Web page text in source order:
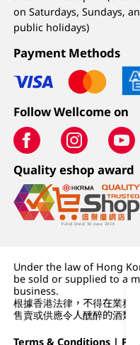
on Saturdays, Sundays,
public holidays)
Payment Methods
Follow Wellcome on
Quality eshop award
Under the law of Hong
be sold or supplied to a
business.
根據香港法律，不得在業務
售賣或供應令人醺醉的酒類
Terms & Conditions |